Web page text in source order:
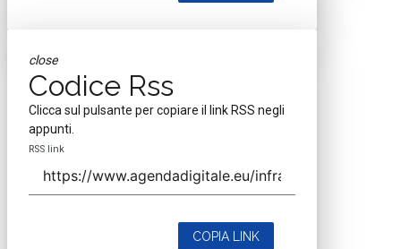
close
Codice Rss
Clicca sul pulsante per copiare il link RSS negli
appunti.
RSS link
COPIA LINK